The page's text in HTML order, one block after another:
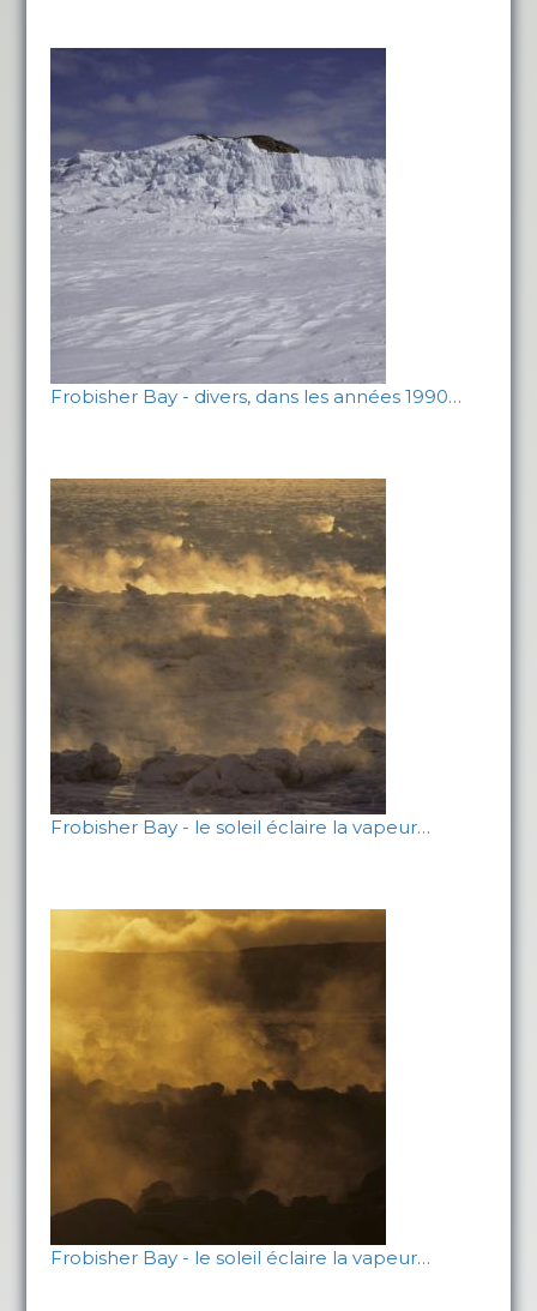
Frobisher Bay - divers, dans les années 1990…
Frobisher Bay - le soleil éclaire la vapeur…
Frobisher Bay - le soleil éclaire la vapeur…